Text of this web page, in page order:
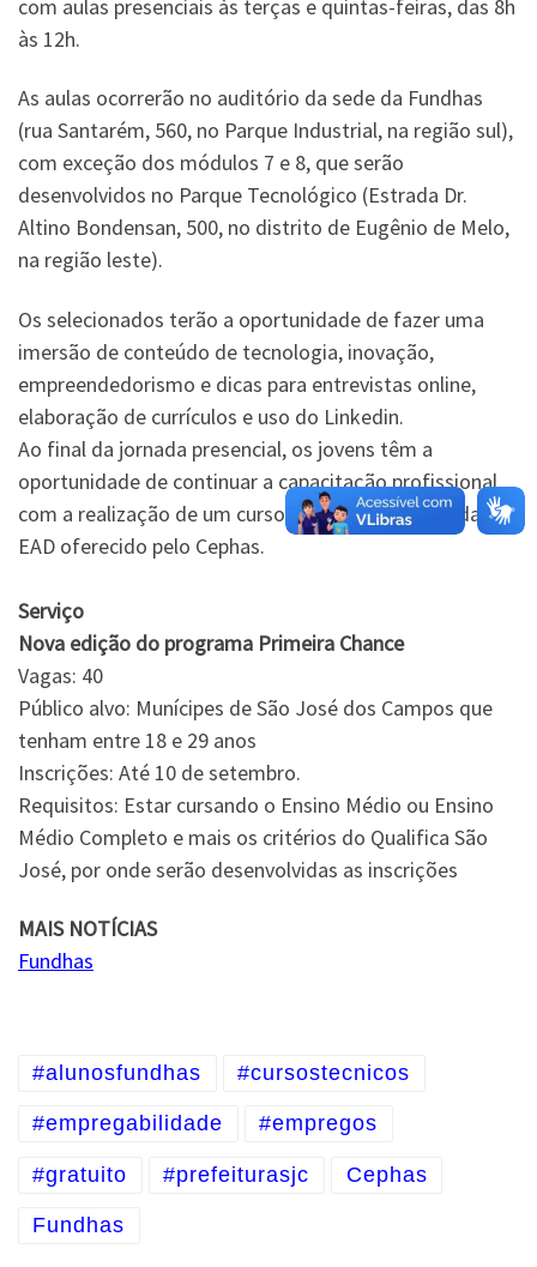
com aulas presenciais às terças e quintas-feiras, das 8h
às 12h.
As aulas ocorrerão no auditório da sede da Fundhas
(rua Santarém, 560, no Parque Industrial, na região sul),
com exceção dos módulos 7 e 8, que serão
desenvolvidos no Parque Tecnológico (Estrada Dr.
Altino Bondensan, 500, no distrito de Eugênio de Melo,
na região leste).
Os selecionados terão a oportunidade de fazer uma
imersão de conteúdo de tecnologia, inovação,
empreendedorismo e dicas para entrevistas online,
elaboração de currículos e uso do Linkedin.
Ao final da jornada presencial, os jovens têm a
oportunidade de continuar a capacitação profissional
com a realização de um curso gratuito na modalidade
EAD oferecido pelo Cephas.
Serviço
Nova edição do programa Primeira Chance
Vagas: 40
Público alvo: Munícipes de São José dos Campos que
tenham entre 18 e 29 anos
Inscrições: Até 10 de setembro.
Requisitos: Estar cursando o Ensino Médio ou Ensino
Médio Completo e mais os critérios do Qualifica São
José, por onde serão desenvolvidas as inscrições
MAIS NOTÍCIAS
Fundhas
#alunosfundhas #cursostecnicos
#empregabilidade #empregos
#gratuito #prefeiturasjc Cephas
Fundhas